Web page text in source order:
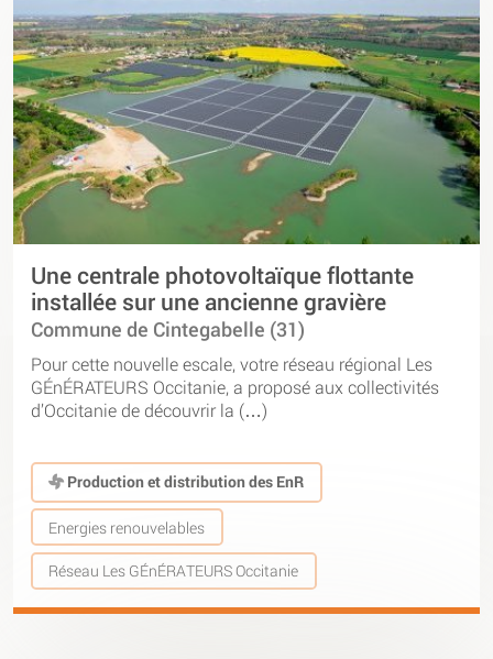
Une centrale photovoltaïque flottante
installée sur une ancienne gravière
Commune de Cintegabelle (31)
Pour cette nouvelle escale, votre réseau régional Les
GÉnÉRATEURS Occitanie, a proposé aux collectivités
d’Occitanie de découvrir la (…)
Production et distribution des EnR
Energies renouvelables
Réseau Les GÉnÉRATEURS Occitanie